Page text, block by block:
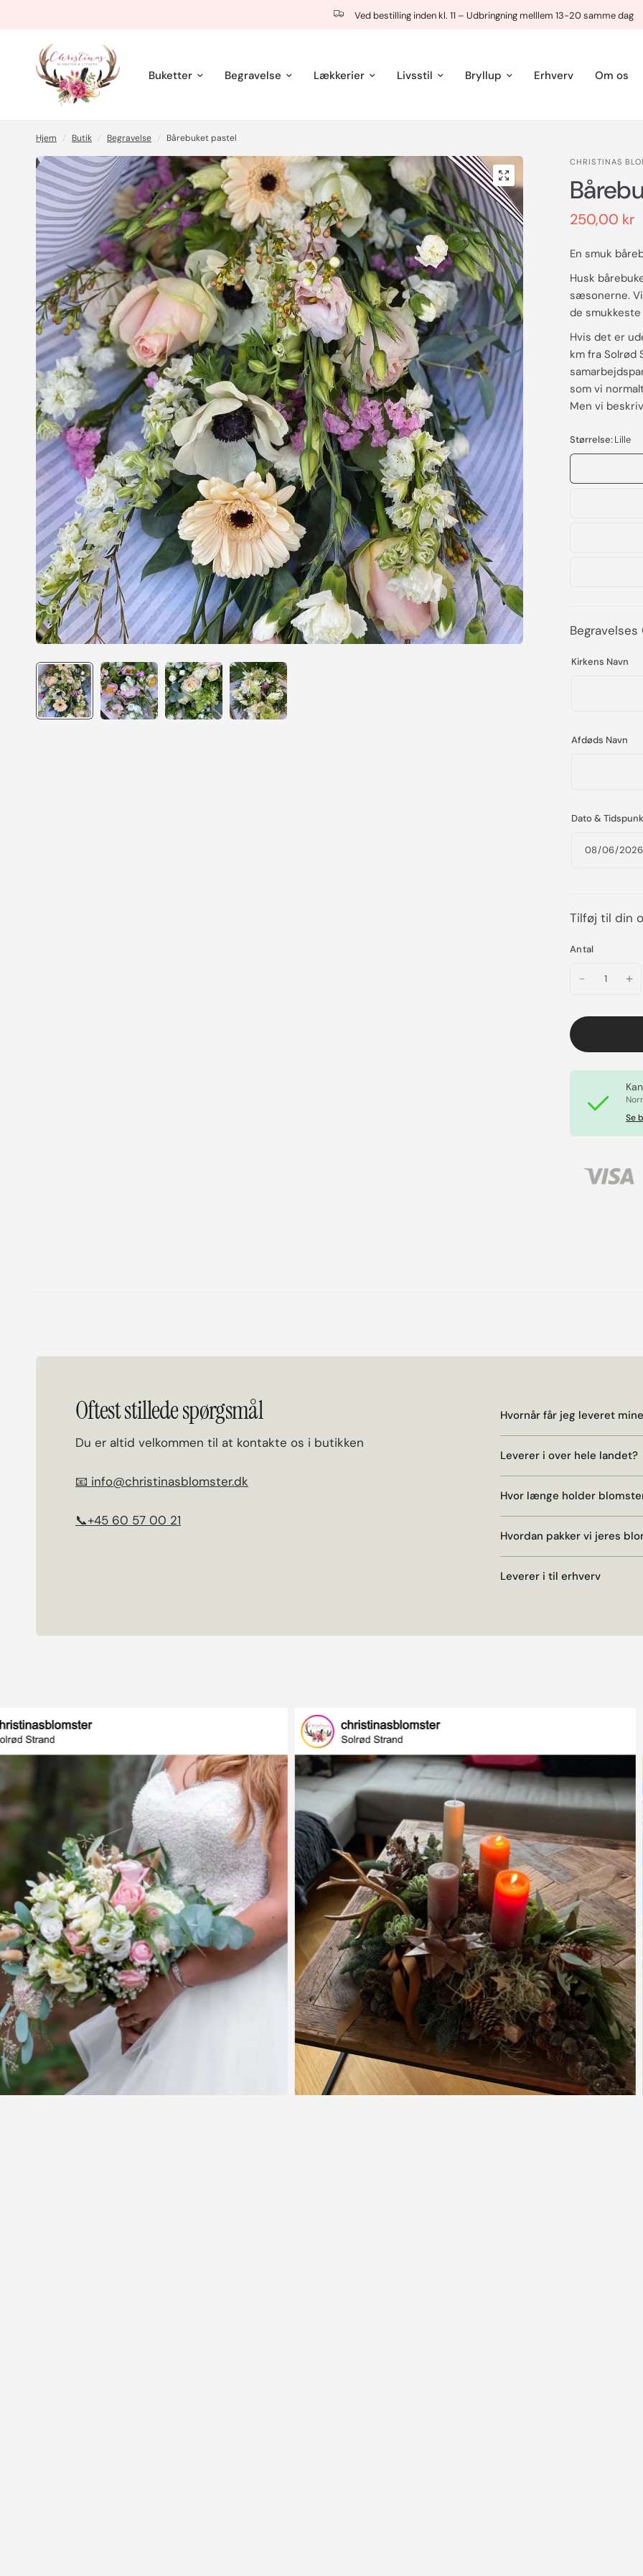
Ved bestilling inden kl. 11 – Udbringning melllem 13-20 samme dag
Buketter Begravelse Lækkerier Livsstil Bryllup Erhverv Om os
Hjem / Butik / Begravelse / Bårebuket pastel
CHRISTINAS
250,00 kr
En smuk
Husk
sæsonerne.
de
Hvis det er
km fra Solrød
som vi
Men vi
Størrelse:Lille
Kirkens Navn
Afdøds Navn
Dato &
Tilføj til din
Antal
Se
Oftest stillede spørgsmål
Du er altid velkommen til at kontakte os i butikken
📧 info@christinasblomster.dk
📞+45 60 57 00 21
Hvornår får jeg leveret
Leverer i over hele landet?
Hvor længe holder
Hvordan pakker vi jeres
Leverer i til erhverv